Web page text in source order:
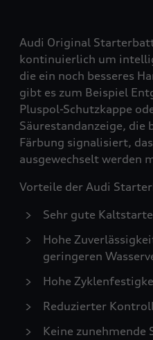
Audi Original
kontinuierlich um
die ein noch besseres
gibt es zum Beispiel
Pluspol-Schutzkappe
Säurestandanzeige, die
Färbung signalisiert,
ausgewechselt werden
Vorteile der Audi
Sehr gute
Hohe
geringeren
Hohe
Reduzierter
Keine